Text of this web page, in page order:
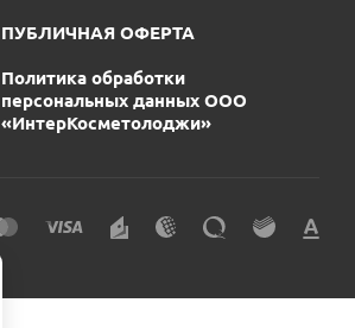
ПУБЛИЧНАЯ ОФЕРТА
Политика обработки
персональных данных ООО
«ИнтерКосметолоджи»